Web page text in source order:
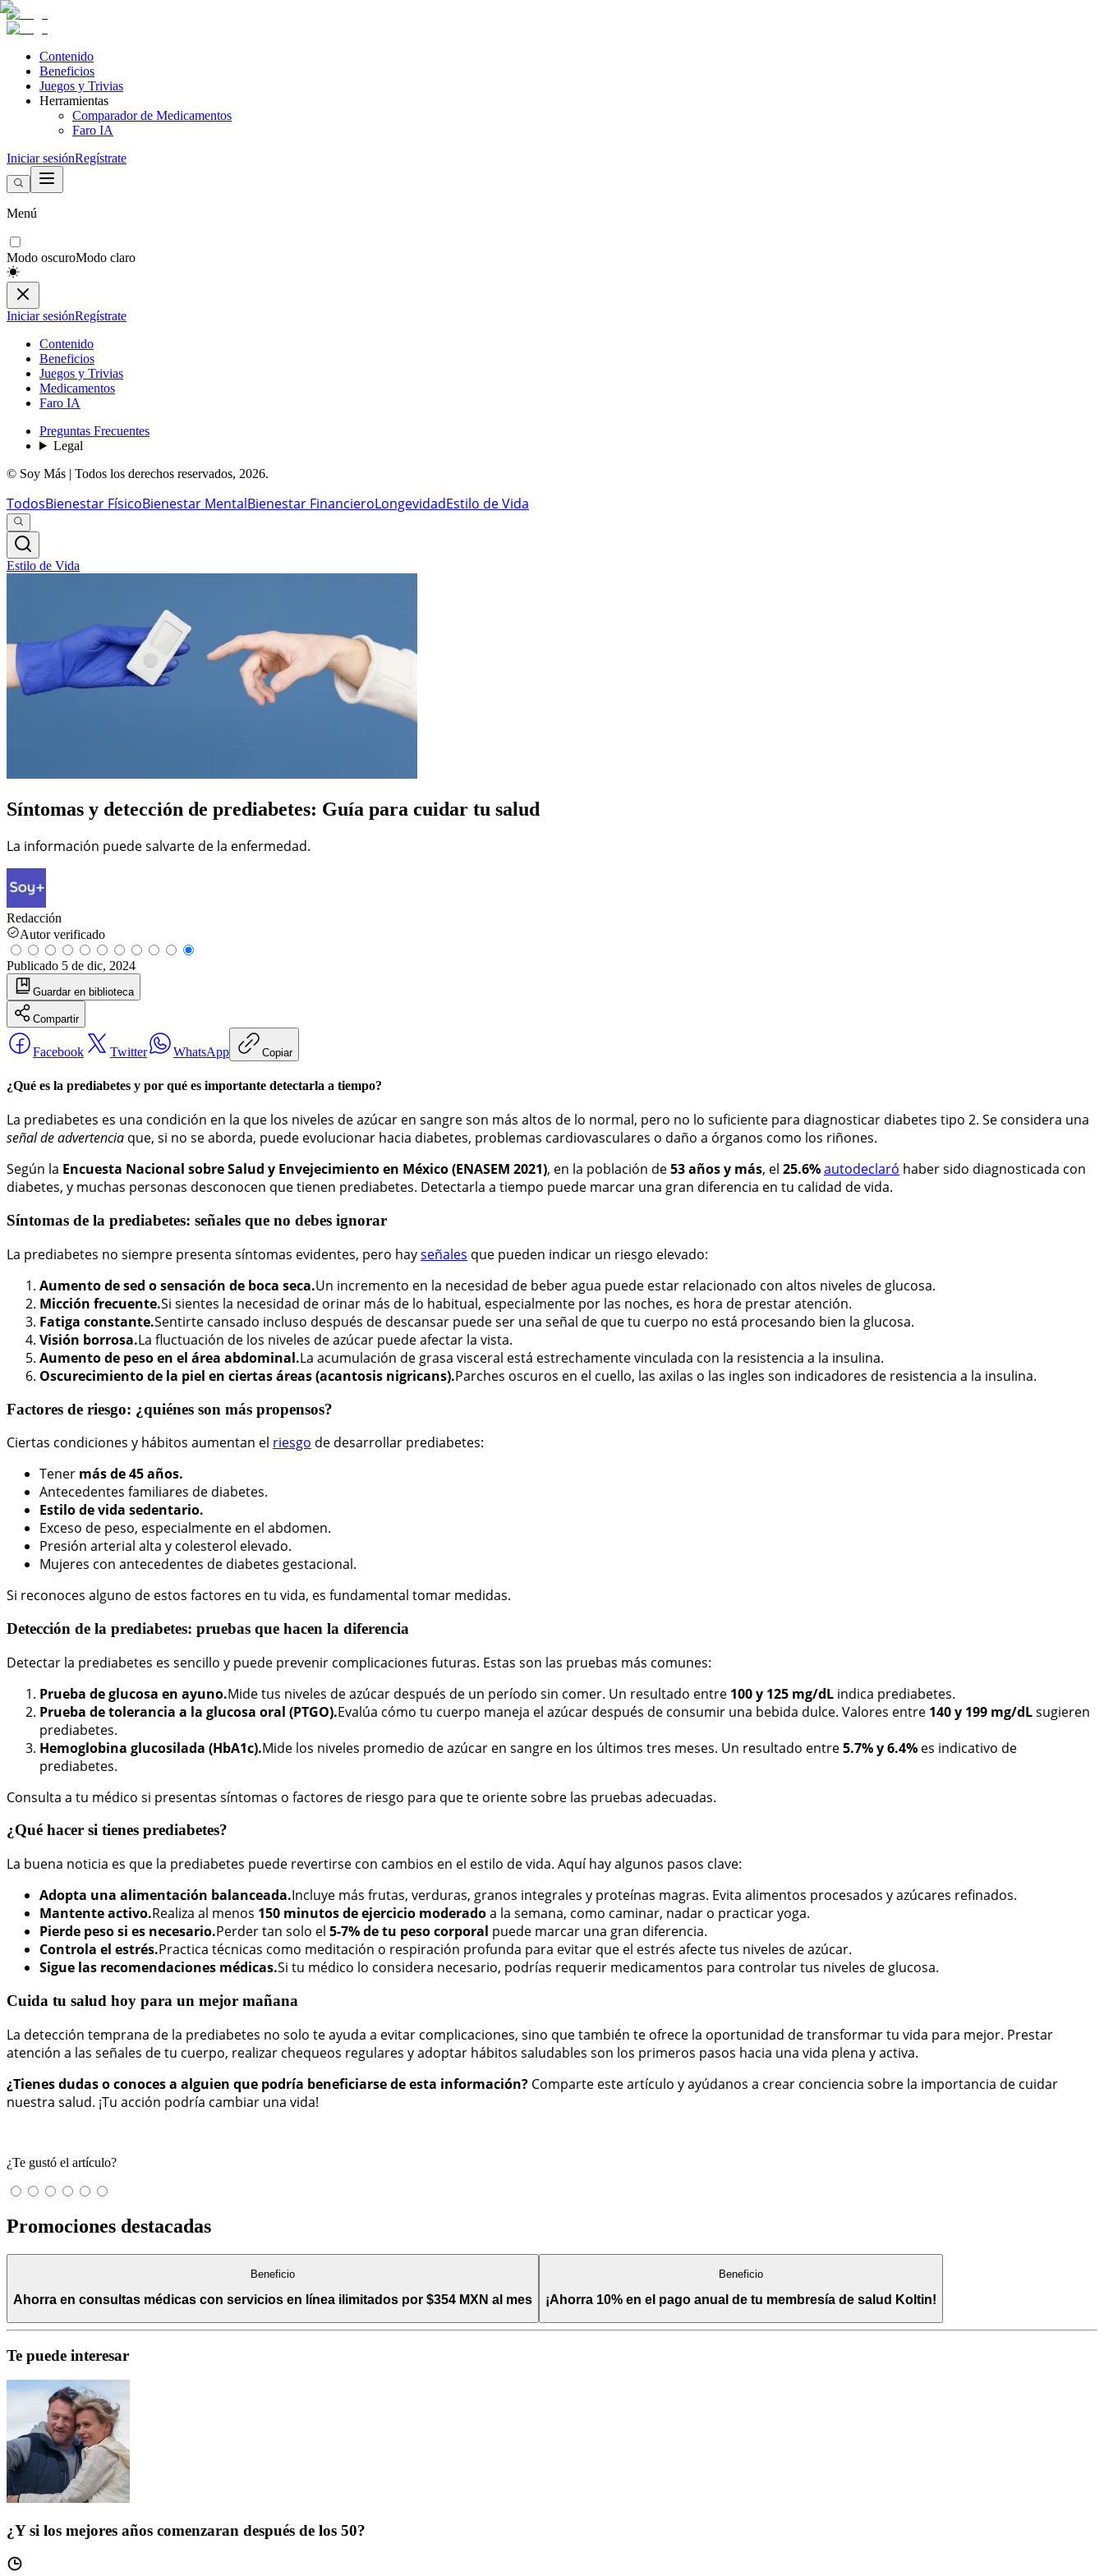
Contenido
Beneficios
Juegos y Trivias
Herramientas
Comparador de Medicamentos
Faro IA
Iniciar sesiónRegístrate
Menú
Modo oscuroModo claro
Iniciar sesiónRegístrate
Contenido
Beneficios
Juegos y Trivias
Medicamentos
Faro IA
Preguntas Frecuentes
Legal
© Soy Más | Todos los derechos reservados, 2026.
TodosBienestar FísicoBienestar MentalBienestar FinancieroLongevidadEstilo de Vida
Estilo de Vida
Síntomas y detección de prediabetes: Guía para cuidar tu salud
La información puede salvarte de la enfermedad.
Redacción
Autor verificado
Publicado 5 de dic, 2024
Guardar en biblioteca
Compartir
Facebook Twitter WhatsApp Copiar
¿Qué es la prediabetes y por qué es importante detectarla a tiempo?
La prediabetes es una condición en la que los niveles de azúcar en sangre son más altos de lo normal, pero no lo suficiente para diagnosticar diabetes tipo 2. Se considera una
señal de advertencia que, si no se aborda, puede evolucionar hacia diabetes, problemas cardiovasculares o daño a órganos como los riñones.
Según la Encuesta Nacional sobre Salud y Envejecimiento en México (ENASEM 2021), en la población de53 años y más, el 25.6%autodeclaró haber sido diagnosticada con
diabetes, y muchas personas desconocen que tienen prediabetes. Detectarla a tiempo puede marcar una gran diferencia en tu calidad de vida.
Síntomas de la prediabetes: señales que no debes ignorar
La prediabetes no siempre presenta síntomas evidentes, pero hayseñales que pueden indicar un riesgo elevado:
Aumento de sed o sensación de boca seca.Un incremento en la necesidad de beber agua puede estar relacionado con altos niveles de glucosa.
Micción frecuente.Si sientes la necesidad de orinar más de lo habitual, especialmente por las noches, es hora de prestar atención.
Fatiga constante.Sentirte cansado incluso después de descansar puede ser una señal de que tu cuerpo no está procesando bien la glucosa.
Visión borrosa.La fluctuación de los niveles de azúcar puede afectar la vista.
Aumento de peso en el área abdominal.La acumulación de grasa visceral está estrechamente vinculada con la resistencia a la insulina.
Oscurecimiento de la piel en ciertas áreas (acantosis nigricans).Parches oscuros en el cuello, las axilas o las ingles son indicadores de resistencia a la insulina.
Factores de riesgo: ¿quiénes son más propensos?
Ciertas condiciones y hábitos aumentan el riesgo de desarrollar prediabetes:
Tener más de 45 años.
Antecedentes familiares de diabetes.
Estilo de vida sedentario.
Exceso de peso, especialmente en el abdomen.
Presión arterial alta y colesterol elevado.
Mujeres con antecedentes de diabetes gestacional.
Si reconoces alguno de estos factores en tu vida, es fundamental tomar medidas.
Detección de la prediabetes: pruebas que hacen la diferencia
Detectar la prediabetes es sencillo y puede prevenir complicaciones futuras. Estas son las pruebas más comunes:
Prueba de glucosa en ayuno.Mide tus niveles de azúcar después de un período sin comer. Un resultado entre 100 y 125 mg/dL indica prediabetes.
Prueba de tolerancia a la glucosa oral (PTGO).Evalúa cómo tu cuerpo maneja el azúcar después de consumir una bebida dulce. Valores entre 140 y 199 mg/dLsugieren
prediabetes.
Hemoglobina glucosilada (HbA1c).Mide los niveles promedio de azúcar en sangre en los últimos tres meses. Un resultado entre5.7% y 6.4% es indicativo de
prediabetes.
Consulta a tu médico si presentas síntomas o factores de riesgo para que te oriente sobre las pruebas adecuadas.
¿Qué hacer si tienes prediabetes?
La buena noticia es que la prediabetes puede revertirse con cambios en el estilo de vida. Aquí hay algunos pasos clave:
Adopta una alimentación balanceada.Incluye más frutas, verduras, granos integrales y proteínas magras. Evita alimentos procesados y azúcares refinados.
Mantente activo.Realiza al menos 150 minutos de ejercicio moderadoa la semana, como caminar, nadar o practicar yoga.
Pierde peso si es necesario.Perder tan solo el 5-7% de tu peso corporal puede marcar una gran diferencia.
Controla el estrés.Practica técnicas como meditación o respiración profunda para evitar que el estrés afecte tus niveles de azúcar.
Sigue las recomendaciones médicas.Si tu médico lo considera necesario, podrías requerir medicamentos para controlar tus niveles de glucosa.
Cuida tu salud hoy para un mejor mañana
La detección temprana de la prediabetes no solo te ayuda a evitar complicaciones, sino que también te ofrece la oportunidad de transformar tu vida para mejor. Prestar
atención a las señales de tu cuerpo, realizar chequeos regulares y adoptar hábitos saludables son los primeros pasos hacia una vida plena y activa.
¿Tienes dudas o conoces a alguien que podría beneficiarse de esta información? Comparte este artículo y ayúdanos a crear conciencia sobre la importancia de cuidar
nuestra salud. ¡Tu acción podría cambiar una vida!
¿Te gustó el artículo?
Promociones destacadas
Beneficio
Ahorra en consultas médicas con servicios en línea ilimitados por $354 MXN al mes
Beneficio
¡Ahorra 10% en el pago anual de tu membresía de salud Koltin!
Te puede interesar
¿Y si los mejores años comenzaran después de los 50?